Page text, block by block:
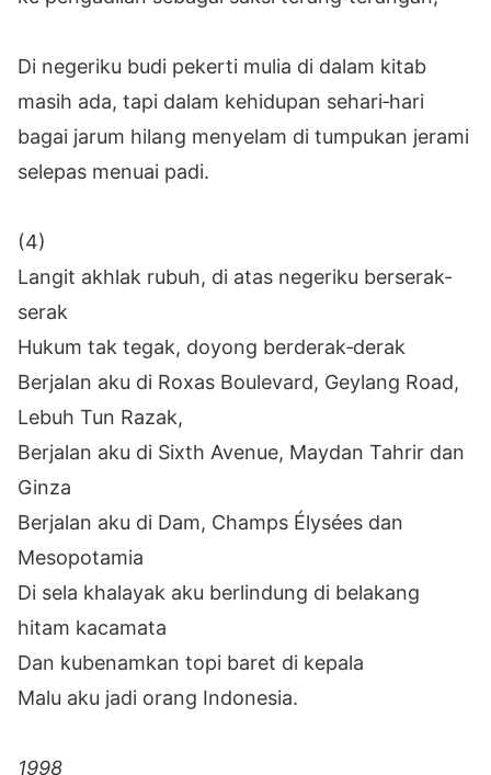
Di negeriku budi pekerti mulia di dalam kitab
masih ada, tapi dalam kehidupan sehari‐hari
bagai jarum hilang menyelam di tumpukan jerami
selepas menuai padi.
(4)
Langit akhlak rubuh, di atas negeriku berserak‐
serak
Hukum tak tegak, doyong berderak‐derak
Berjalan aku di Roxas Boulevard, Geylang Road,
Lebuh Tun Razak,
Berjalan aku di Sixth Avenue, Maydan Tahrir dan
Ginza
Berjalan aku di Dam, Champs Élysées dan
Mesopotamia
Di sela khalayak aku berlindung di belakang
hitam kacamata
Dan kubenamkan topi baret di kepala
Malu aku jadi orang Indonesia.
1998